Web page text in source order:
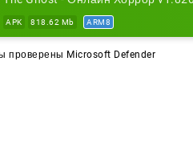
с призраком грозит
страшные испытания в
APK 818.62 Mb ARM8
проверены Microsoft Defender